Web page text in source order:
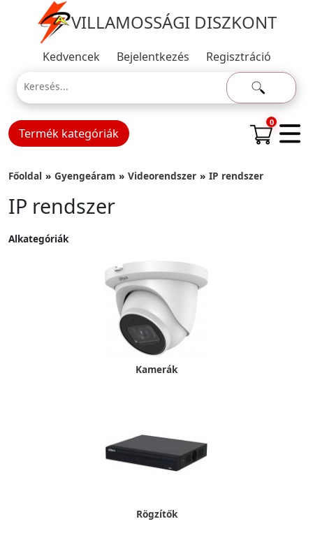
VILLAMOSSÁGI DISZKONT
Kedvencek Bejelentkezés Regisztráció
Termék kategóriák
0
Főoldal Gyengeáram Videorendszer IP rendszer
IP rendszer
Alkategóriák
Kamerák
Rögzítők